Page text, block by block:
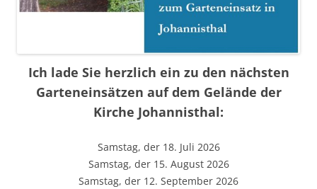
Ich lade Sie herzlich ein zu den nächsten
Garteneinsätzen auf dem Gelände der
Kirche Johannisthal:
Samstag, der 18. Juli 2026
Samstag, der 15. August 2026
Samstag, der 12. September 2026